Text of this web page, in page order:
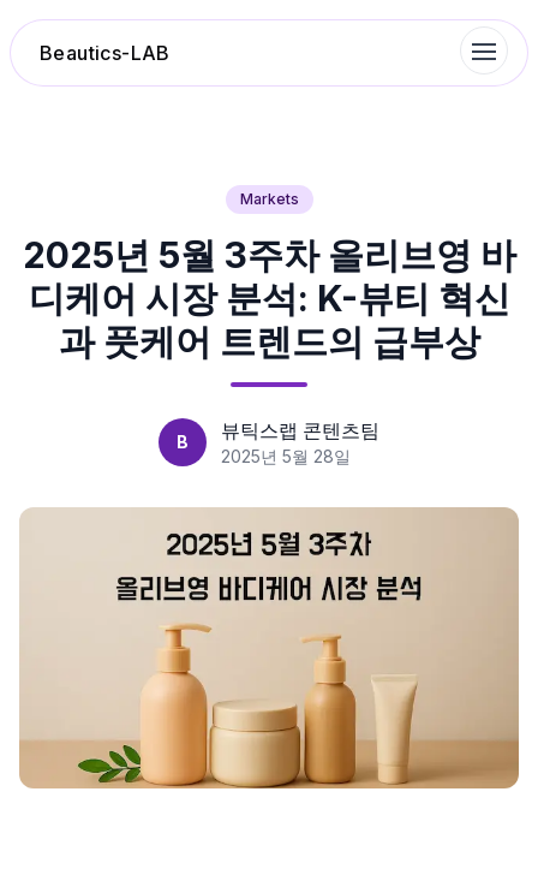
Beautics-LAB
성분분석
나의 스킨케어
제품비교
Markets
2025년 5월 3주차 올리브영 바
디케어 시장 분석: K-뷰티 혁신
과 풋케어 트렌드의 급부상
B 뷰틱스랩 콘텐츠팀
2025년 5월 28일